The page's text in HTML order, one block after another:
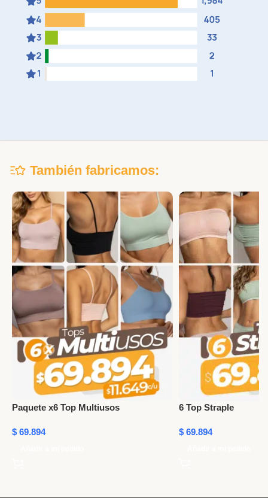
También fabricamos:
Paquete x6 Top Multiusos
$ 69.894
6 Top Straple
$69.894